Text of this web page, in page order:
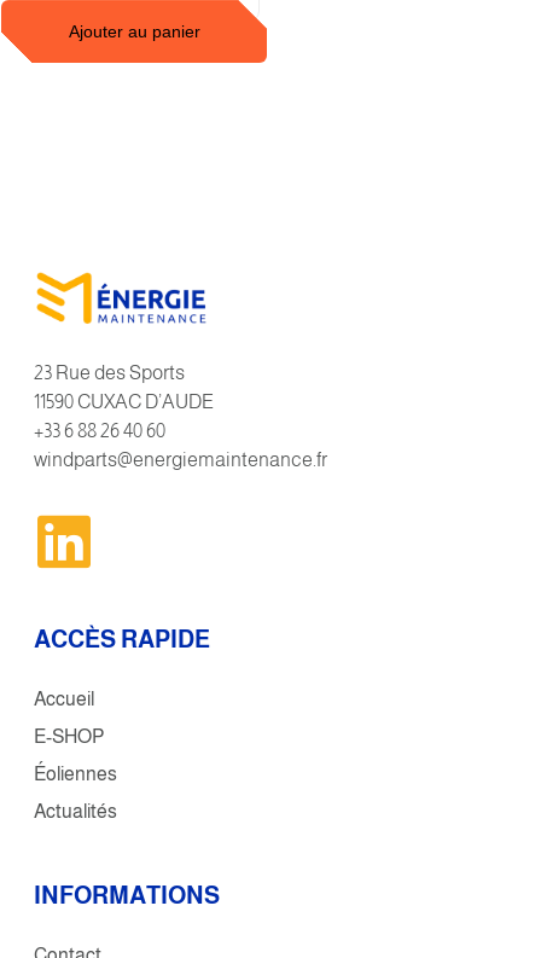
Ajouter au panier
23 Rue des Sports
11590 CUXAC D’AUDE
+33 6 88 26 40 60
windparts@energiemaintenance.fr
ACCÈS RAPIDE
Accueil
E-SHOP
Éoliennes
Actualités
INFORMATIONS